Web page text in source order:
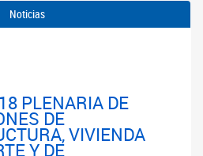
Noticias
PLENARIA DE
DE
VIVIENDA
Y DE